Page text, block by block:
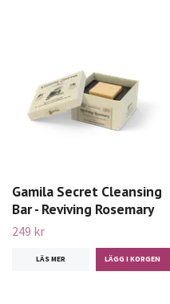
Gamila Secret Cleansing
Bar - Reviving Rosemary
249 kr
LÄS MER